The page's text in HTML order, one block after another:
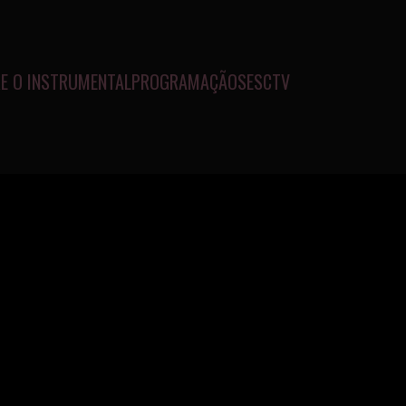
O INSTRUMENTALPROGRAMAÇÃOSESCTV